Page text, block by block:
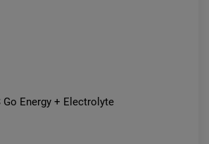
Energy + Electrolyte